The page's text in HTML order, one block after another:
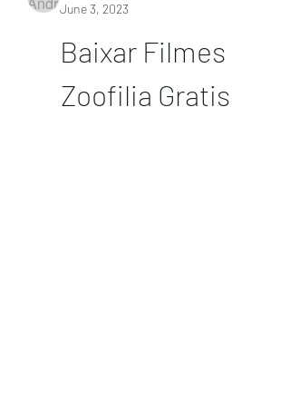
June 3, 2023
Baixar Filmes
Zoofilia Gratis